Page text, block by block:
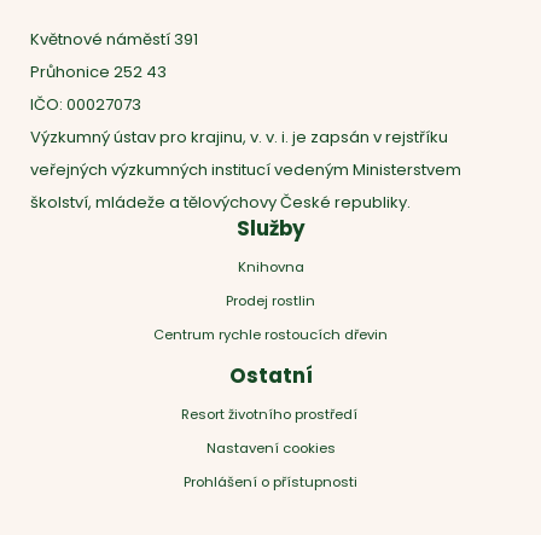
Květnové náměstí 391
Průhonice 252 43
IČO: 00027073
Výzkumný ústav pro krajinu, v. v. i. je zapsán v rejstříku
veřejných výzkumných institucí vedeným Ministerstvem
školství, mládeže a tělovýchovy České republiky.
Služby
Knihovna
Prodej rostlin
Centrum rychle rostoucích dřevin
Ostatní
Resort životního prostředí
Nastavení cookies
Prohlášení o přístupnosti